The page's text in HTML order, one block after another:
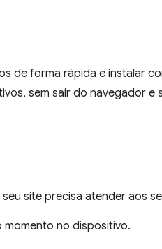
de forma rápida e instalar
sem sair do navegador e
site precisa atender aos
momento no dispositivo.